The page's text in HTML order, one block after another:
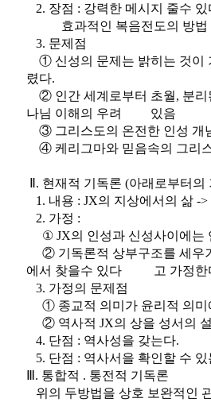
2. 장점 : 강력한 메시지 줄수 있
효과적인 복음전도의 방법
3. 문제점
① 신성의 문제는 밝히는 것이
렸다.
② 인간 세계로부터 초월, 분리
나님 이해의 우려 있음
③ 그리스도의 온전한 인성 개
④ 케리그마와 믿음속의 그리
Ⅱ. 현재적 기독론 (아래로부터의
1. 내용 : JX의 지상에서의 삶 -
2. 가정 :
① JX의 인성과 신성사이에는
② 기독론적 상부구조를 세우
에서 찾을수 있다 고 가정한
3. 가정의 문제점
① 종교적 의미가 윤리적 의미
② 역사적 JX의 상을 성서의
4. 단점 : 역사성을 갖는다.
5. 단점 : 역사서을 확인할 수 있
Ⅲ. 통합적 . 통전적 기독론
위의 두방법을 상호 보완적인